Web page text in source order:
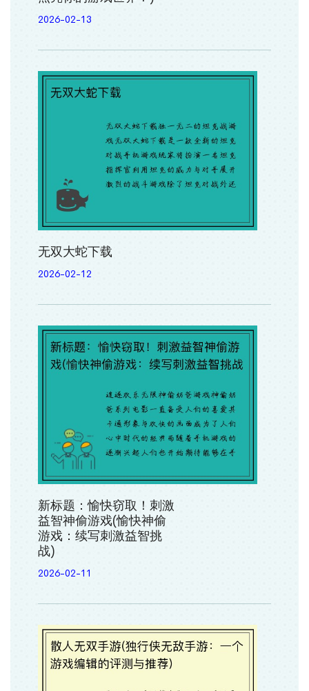
2026-02-13
无双大蛇下载
2026-02-12
新标题：愉快窃取！刺激
益智神偷游戏(愉快神偷
游戏：续写刺激益智挑
战)
2026-02-11